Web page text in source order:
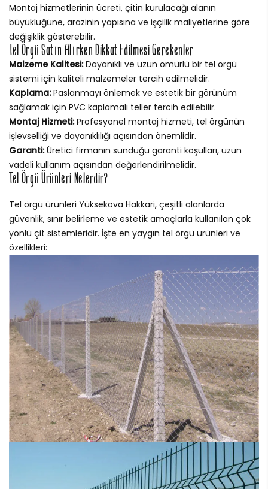
Montaj hizmetlerinin ücreti, çitin kurulacağı alanın
büyüklüğüne, arazinin yapısına ve işçilik maliyetlerine göre
değişiklik gösterebilir.
Tel Örgü Satın Alırken Dikkat Edilmesi Gerekenler
Malzeme Kalitesi:Dayanıklı ve uzun ömürlü bir tel örgü
sistemi için kaliteli malzemeler tercih edilmelidir.
Kaplama:Paslanmayı önlemek ve estetik bir görünüm
sağlamak için PVC kaplamalı teller tercih edilebilir.
Montaj Hizmeti:Profesyonel montaj hizmeti, tel örgünün
işlevselliği ve dayanıklılığı açısından önemlidir.
Garanti:Üretici firmanın sunduğu garanti koşulları, uzun
vadeli kullanım açısından değerlendirilmelidir.
Tel Örgü Ürünleri Nelerdir?
Tel örgü ürünleri Yüksekova Hakkari, çeşitli alanlarda
güvenlik, sınır belirleme ve estetik amaçlarla kullanılan çok
yönlü çit sistemleridir. İşte en yaygın tel örgü ürünleri ve
özellikleri: